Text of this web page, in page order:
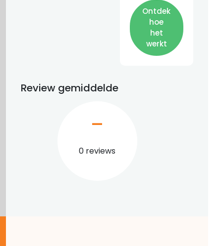
Ontdek
hoe
het
werkt
Review gemiddelde
0 reviews
–